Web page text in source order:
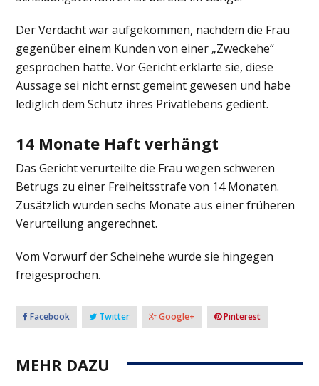
Der Verdacht war aufgekommen, nachdem die Frau
gegenüber einem Kunden von einer „Zweckehe“
gesprochen hatte. Vor Gericht erklärte sie, diese
Aussage sei nicht ernst gemeint gewesen und habe
lediglich dem Schutz ihres Privatlebens gedient.
14 Monate Haft verhängt
Das Gericht verurteilte die Frau wegen schweren
Betrugs zu einer Freiheitsstrafe von 14 Monaten.
Zusätzlich wurden sechs Monate aus einer früheren
Verurteilung angerechnet.
Vom Vorwurf der Scheinehe wurde sie hingegen
freigesprochen.
Facebook Twitter Google+ Pinterest
MEHR DAZU